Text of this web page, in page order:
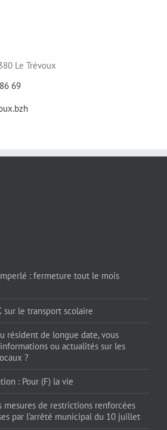
Le Trévoux
69
: fermeture tout le mois
sur le transport scolaire
résident de longue date, vous
ou actualités sur les
?
: Pour (F) la vie
mesures de restrictions renforcées
par l’arrêté municipal du 10 juillet